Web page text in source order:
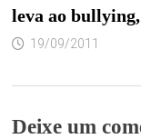
leva ao
19/09/2011
Deixe um